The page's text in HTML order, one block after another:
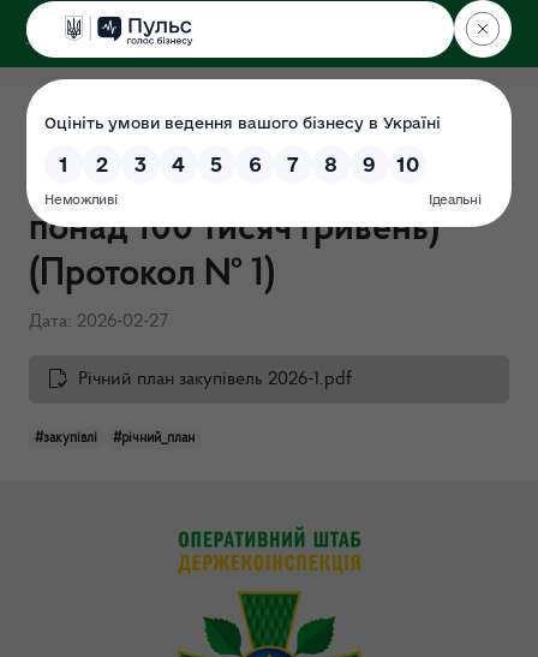
ДЕРЖЕКОІНСПЕКЦІЯ
Поліського округу
Річний план закупівель на
2026 рік (закупівлі вартістю
понад 100 тисяч гривень)
(Протокол № 1)
Дата: 2026-02-27
Річний план закупівель 2026-1.pdf
#закупівлі #річний_план